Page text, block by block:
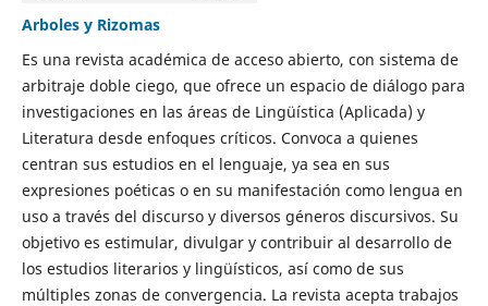
Arboles y Rizomas
Es una revista académica de acceso abierto, con sistema de
arbitraje doble ciego, que ofrece un espacio de diálogo para
investigaciones en las áreas de Lingüística (Aplicada) y
Literatura desde enfoques críticos. Convoca a quienes
centran sus estudios en el lenguaje, ya sea en sus
expresiones poéticas o en su manifestación como lengua en
uso a través del discurso y diversos géneros discursivos. Su
objetivo es estimular, divulgar y contribuir al desarrollo de
los estudios literarios y lingüísticos, así como de sus
múltiples zonas de convergencia. La revista acepta trabajos